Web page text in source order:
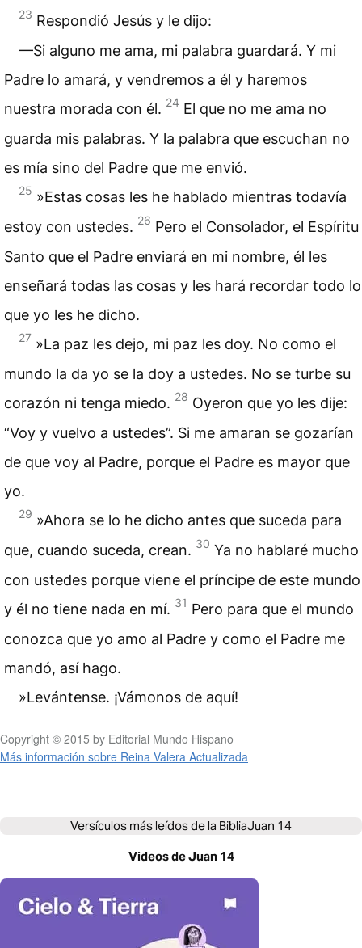
23 Respondió Jesús y le dijo:
—Si alguno me ama, mi palabra guardará. Y mi
Padre lo amará, y vendremos a él y haremos
nuestra morada con él. 24 El que no me ama no
guarda mis palabras. Y la palabra que escuchan no
es mía sino del Padre que me envió.
25 »Estas cosas les he hablado mientras todavía
estoy con ustedes. 26 Pero el Consolador, el Espíritu
Santo que el Padre enviará en mi nombre, él les
enseñará todas las cosas y les hará recordar todo lo
que yo les he dicho.
27 »La paz les dejo, mi paz les doy. No como el
mundo la da yo se la doy a ustedes. No se turbe su
corazón ni tenga miedo. 28 Oyeron que yo les dije:
“Voy y vuelvo a ustedes”. Si me amaran se gozarían
de que voy al Padre, porque el Padre es mayor que
yo.
29 »Ahora se lo he dicho antes que suceda para
que, cuando suceda, crean. 30 Ya no hablaré mucho
con ustedes porque viene el príncipe de este mundo
y él no tiene nada en mí. 31 Pero para que el mundo
conozca que yo amo al Padre y como el Padre me
mandó, así hago.
»Levántense. ¡Vámonos de aquí!
Copyright © 2015 by Editorial Mundo Hispano
Más información sobre Reina Valera Actualizada
Versículos más leídos de la BibliaJuan 14
Videos de Juan 14